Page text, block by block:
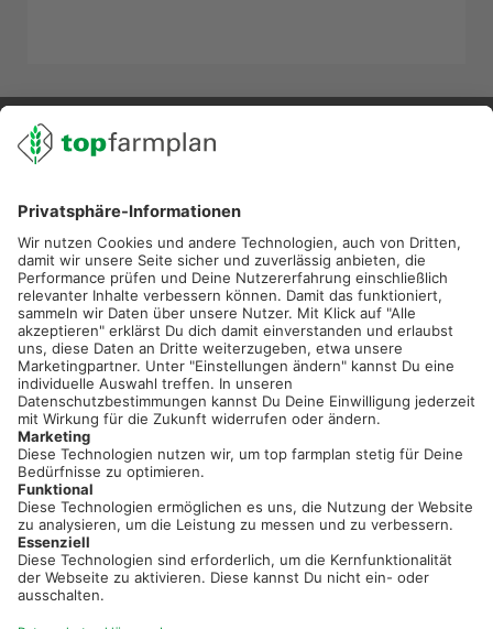
02501 801 44 84
service@topfarmplan.de
Sei immer auf dem Laufenden!
Neue Features, spannende Tipps und hilfreiche Anleitungen!
Registriere dich kostenlos!